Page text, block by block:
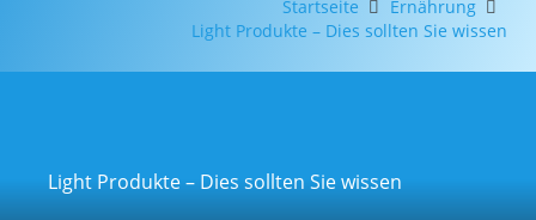
Startseite
Ernährung
Light Produkte – Dies sollten Sie wissen
Light Produkte – Dies sollten Sie wissen